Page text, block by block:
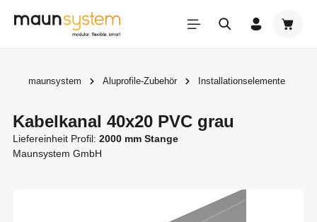
Zum Hauptinhalt springen
maunsystem Aluprofile-Zubehör Installationselemente
Kabelkanal 40x20 PVC grau
Liefereinheit Profil: 2000 mm Stange
Maunsystem GmbH